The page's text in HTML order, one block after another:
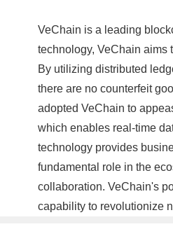
VeChain is a leading
technology, VeChain aims
By utilizing distributed
there are no counterfeit
adopted VeChain to
which enables real-time
technology provides
fundamental role in the
collaboration. VeChain's
capability to revolutionize